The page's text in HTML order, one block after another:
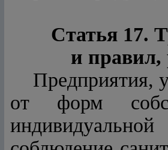
Статья 17.
и правил,
Предприятия,
от форм
индивидуальной